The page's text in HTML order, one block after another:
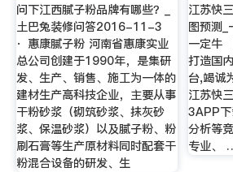
问下江西腻子粉品牌有哪些？_
土巴兔装修问答2016-11-3
· 惠康腻子粉 河南省惠康实业
总公司创建于1990年，是集研
发、生产、销售、施工为一体的
建材生产高科技企业，主要从事
干粉砂浆（砌筑砂浆、抹灰砂
浆、保温砂浆）以及腻子粉、粉
刷石膏等生产原材料同时配套干
粉混合设备的研发、生
江苏快
图预测_
一定牛
打造国
台,竭诚
江苏快
3APP
分析等
专业、